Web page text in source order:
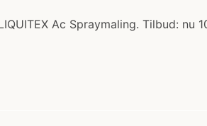
Ac Spraymaling. Tilbud: nu